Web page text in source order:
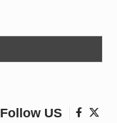
Follow US